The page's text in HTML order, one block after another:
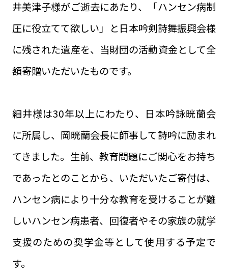
井美津子様がご逝去にあたり、「ハンセン病制
圧に役立てて欲しい」と日本吟剣詩舞振興会様
に残された遺産を、当財団の活動資金として全
額寄贈いただいたものです。
細井様は30年以上にわたり、日本吟詠晄蘭会
に所属し、岡晄蘭会長に師事して詩吟に励まれ
てきました。生前、教育問題にご関心をお持ち
であったとのことから、いただいたご寄付は、
ハンセン病により十分な教育を受けることが難
しいハンセン病患者、回復者やその家族の就学
支援のための奨学金等として使用する予定で
す。